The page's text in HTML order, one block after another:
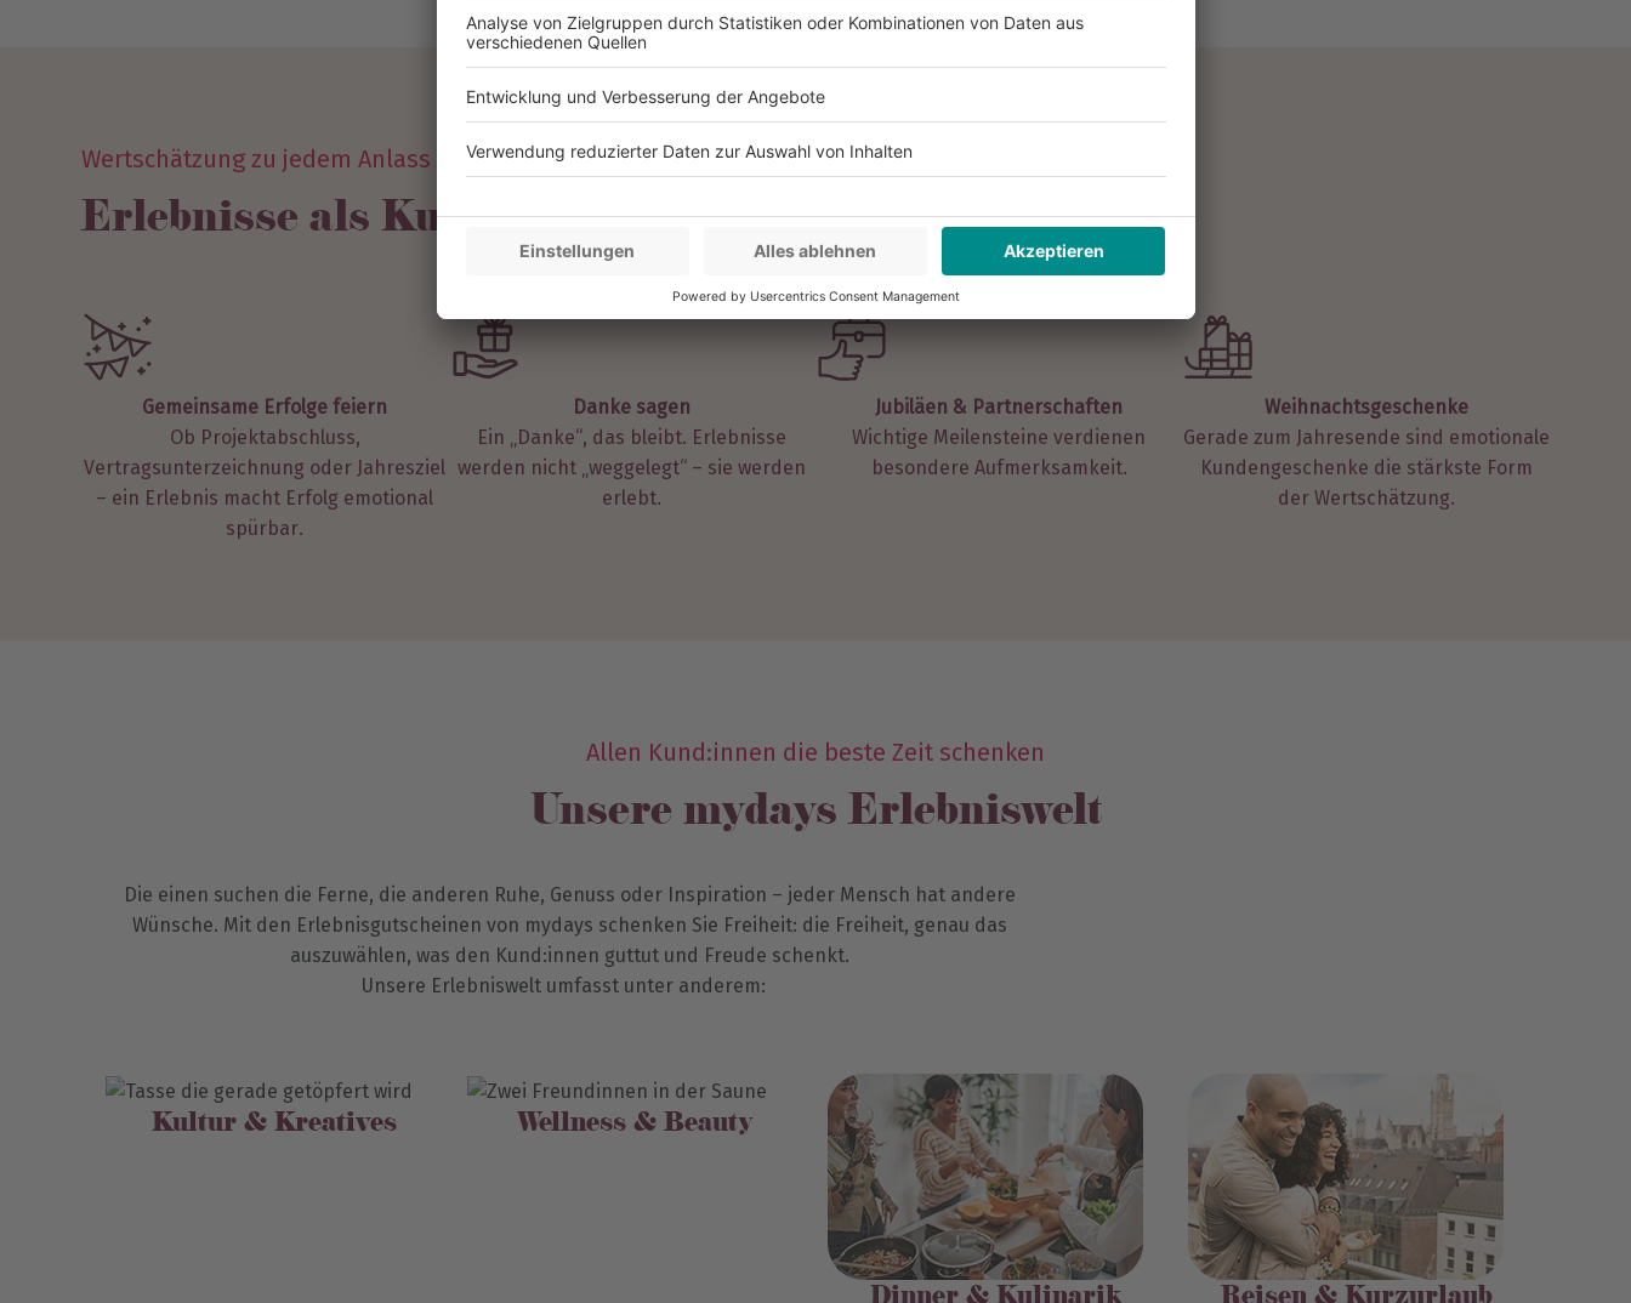
Wertschätzung zu jedem Anlass
Erlebnisse als Kundengeschenke
Gemeinsame Erfolge feiern
Ob Projektabschluss,
Vertragsunterzeichnung oder Jahresziel
– ein Erlebnis macht Erfolg emotional
spürbar.
Danke sagen
Ein „Danke“, das bleibt. Erlebnisse
werden nicht „weggelegt“ – sie werden
erlebt.
Jubiläen & Partnerschaften
Wichtige Meilensteine verdienen
besondere Aufmerksamkeit.
Weihnachtsgeschenke
Gerade zum Jahresende sind emotionale
Kundengeschenke die stärkste Form
der Wertschätzung.
Allen Kund:innen die beste Zeit schenken
Unsere mydays Erlebniswelt
Die einen suchen die Ferne, die anderen Ruhe, Genuss oder Inspiration – jeder Mensch hat andere
Wünsche. Mit den Erlebnisgutscheinen von mydays schenken Sie Freiheit: die Freiheit, genau das
auszuwählen, was den Kund:innen guttut und Freude schenkt.
Unsere Erlebniswelt umfasst unter anderem:
Kultur & Kreatives Wellness & Beauty
Dinner & Kulinarik Reisen & Kurzurlaub